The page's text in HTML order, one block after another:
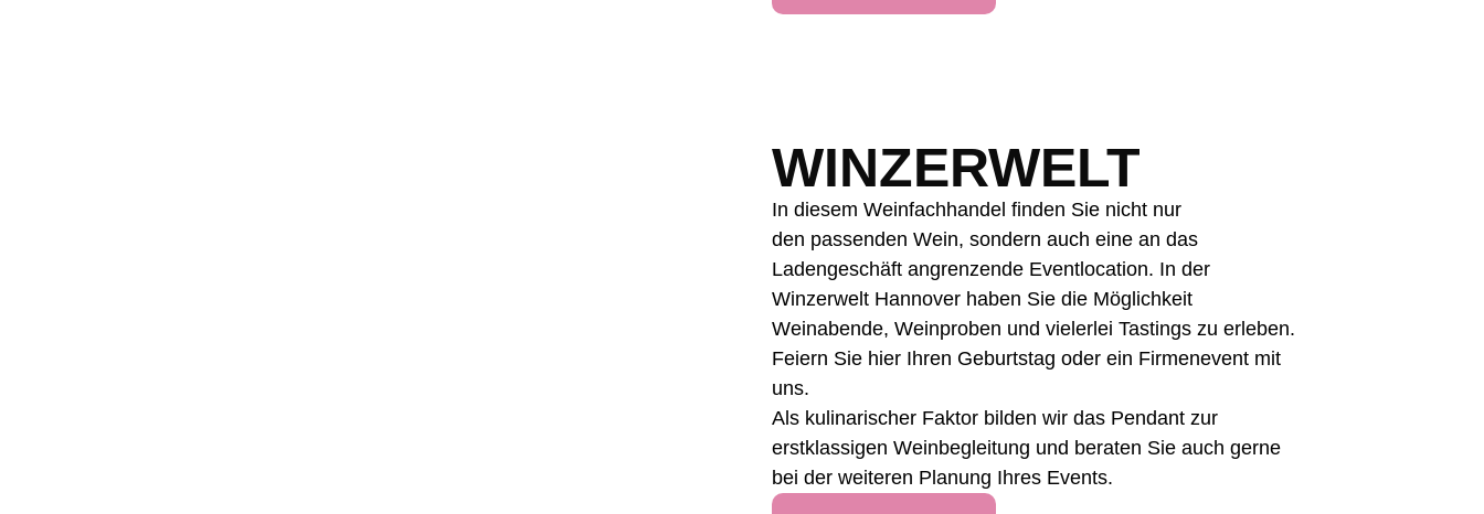
WINZERWELT
In diesem Weinfachhandel finden Sie nicht nur
den passenden Wein, sondern auch eine an das
Ladengeschäft angrenzende Eventlocation. In der
Winzerwelt Hannover haben Sie die Möglichkeit
Weinabende, Weinproben und vielerlei Tastings zu erleben.
Feiern Sie hier Ihren Geburtstag oder ein Firmenevent mit
uns.
Als kulinarischer Faktor bilden wir das Pendant zur
erstklassigen Weinbegleitung und beraten Sie auch gerne
bei der weiteren Planung Ihres Events.